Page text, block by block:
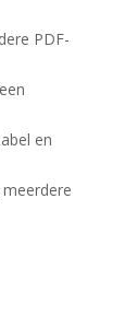
PDF-
en